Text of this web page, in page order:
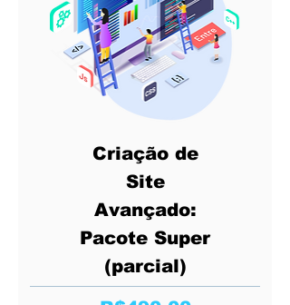
Criação de
Site
Avançado:
Pacote Super
(parcial)